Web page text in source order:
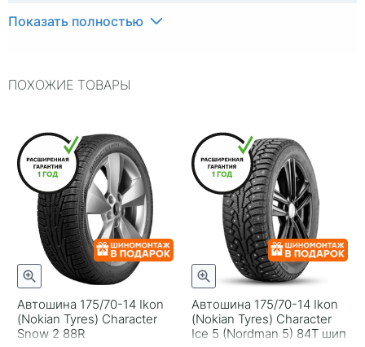
Индекс скорости
Типоразмер
Тип шины
Легковые
RunFlat
Нет
Комплектация
Шина
Шип
Нешипованная
Гарантия
Безусловная гарантия
Cordiant
Страна изготовителя
Россия
Показать полностью
ПОХОЖИЕ ТОВАРЫ
Автошина 175/70-14 Ikon
(Nokian Tyres) Character
Snow 2 88R
Автошина 175/70-14 Ikon
(Nokian Tyres) Character
Ice 5 (Nordman 5) 84T шип